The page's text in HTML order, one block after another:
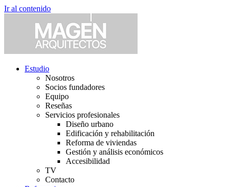
Ir al contenido
Estudio
Nosotros
Socios fundadores
Equipo
Reseñas
Servicios profesionales
Diseño urbano
Edificación y rehabilitación
Reforma de viviendas
Gestión y análisis económicos
Accesibilidad
TV
Contacto